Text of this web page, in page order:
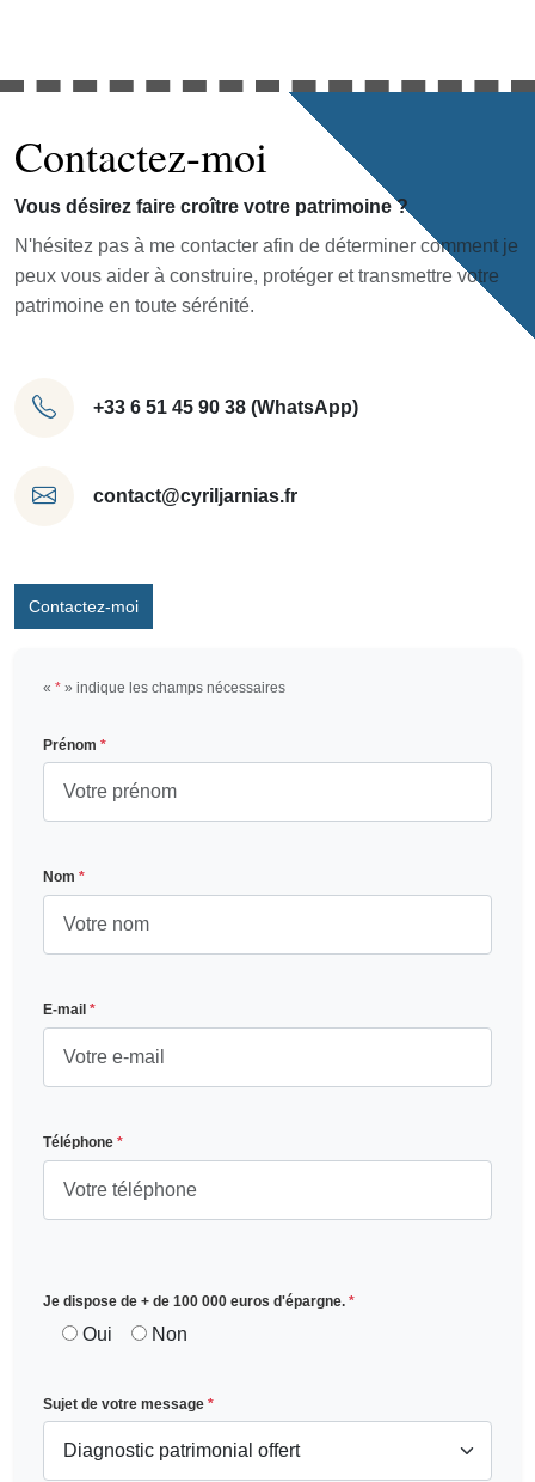
Contactez-moi
Vous désirez faire croître votre patrimoine ?
N'hésitez pas à me contacter afin de déterminer comment je
peux vous aider à construire, protéger et transmettre votre
patrimoine en toute sérénité.
+33 6 51 45 90 38 (WhatsApp)
contact@cyriljarnias.fr
Contactez-moi
« * » indique les champs nécessaires
Prénom *
Nom *
E-mail *
Téléphone *
Je dispose de + de 100 000 euros d'épargne. *
Oui Non
Sujet de votre message *